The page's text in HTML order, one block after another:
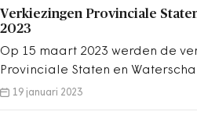
weefselstructuur of wendbare
veel ergernis in woorden of
klinken, maar waarvoor een
bestaat. Zoals bijvoorbeeld de
meteen kunnen doen) of
Verkiezingen Provinciale
2023
Op 15 maart 2023 werden de
Provinciale Staten en
19 januari 2023